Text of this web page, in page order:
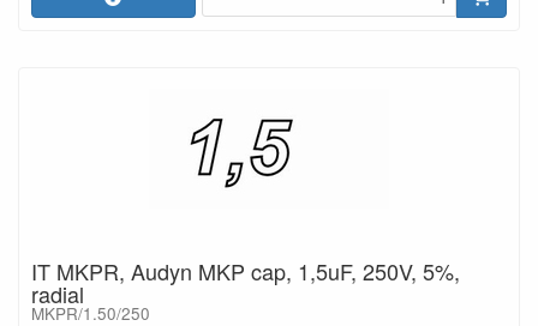
IT MKPR, Audyn MKP cap, 1,5uF, 250V, 5%,
radial
MKPR/1.50/250